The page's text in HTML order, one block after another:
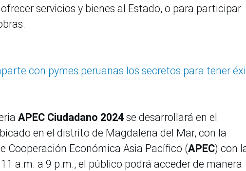
servicios y bienes al Estado, o para participar
con pymes peruanas los secretos para tener
APEC Ciudadano 2024 se desarrollará en el
en el distrito de Magdalena del Mar, con la
Cooperación Económica Asia Pacífico (APEC) con
a.m. a 9 p.m., el público podrá acceder de manera